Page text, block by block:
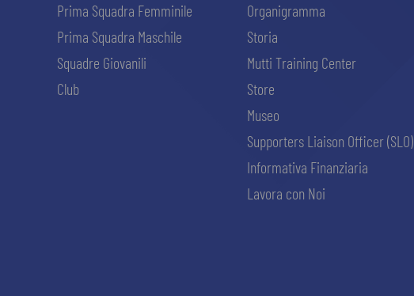
Prima Squadra Femminile
Prima Squadra Maschile
Squadre Giovanili
Club
Organigramma
Storia
Mutti Training Center
Store
Museo
Supporters Liaison Officer (SLO)
Informativa Finanziaria
Lavora con Noi